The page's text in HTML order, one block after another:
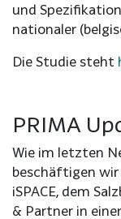
und
nationaler
Die Studie steht
PRIMA
Wie im letzten
beschäftigen wir
iSPACE, dem
& Partner in